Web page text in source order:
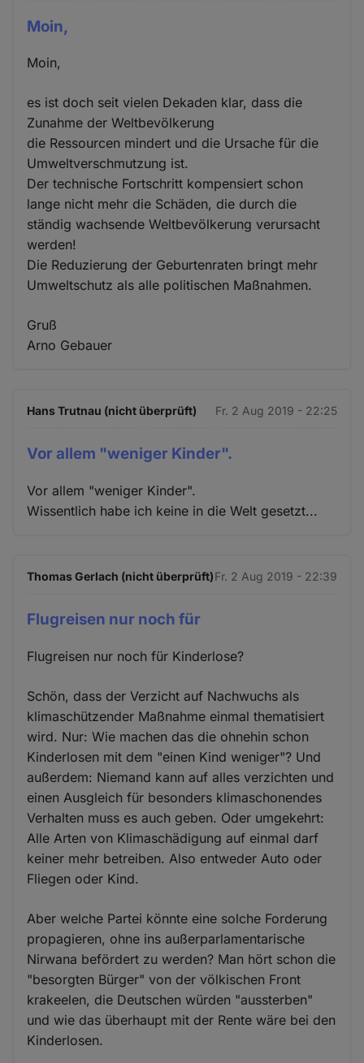
Moin,
Moin,
es ist doch seit vielen Dekaden klar, dass die
Zunahme der Weltbevölkerung
die Ressourcen mindert und die Ursache für die
Umweltverschmutzung ist.
Der technische Fortschritt kompensiert schon
lange nicht mehr die Schäden, die durch die
ständig wachsende Weltbevölkerung verursacht
werden!
Die Reduzierung der Geburtenraten bringt mehr
Umweltschutz als alle politischen Maßnahmen.
Gruß
Arno Gebauer
Hans Trutnau (nicht überprüft) Fr. 2 Aug 2019 - 22:25
Vor allem "weniger Kinder".
Vor allem "weniger Kinder".
Wissentlich habe ich keine in die Welt gesetzt...
Thomas Gerlach (nicht überprüft)Fr. 2 Aug 2019 - 22:39
Flugreisen nur noch für
Flugreisen nur noch für Kinderlose?
Schön, dass der Verzicht auf Nachwuchs als
klimaschützender Maßnahme einmal thematisiert
wird. Nur: Wie machen das die ohnehin schon
Kinderlosen mit dem "einen Kind weniger"? Und
außerdem: Niemand kann auf alles verzichten und
einen Ausgleich für besonders klimaschonendes
Verhalten muss es auch geben. Oder umgekehrt:
Alle Arten von Klimaschädigung auf einmal darf
keiner mehr betreiben. Also entweder Auto oder
Fliegen oder Kind.
Aber welche Partei könnte eine solche Forderung
propagieren, ohne ins außerparlamentarische
Nirwana befördert zu werden? Man hört schon die
"besorgten Bürger" von der völkischen Front
krakeelen, die Deutschen würden "aussterben"
und wie das überhaupt mit der Rente wäre bei den
Kinderlosen.